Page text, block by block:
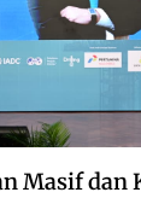
Masif dan